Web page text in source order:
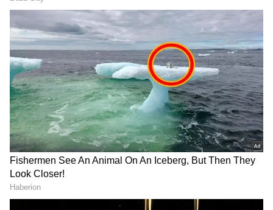
ప్రెస్ మీట్ పెట్టి మరీ జగన్ పరువుతీసిన
హోమ్ మంత్రి అనిత | Anitha Vangalapudi
Strong Counter to Jagan
తమిళనాడు బడ్జెట్ విజయ్ ఆసక్తికర
కేటాయింపులు | Tamil Nadu CM Vijay
Mega Budget 2026